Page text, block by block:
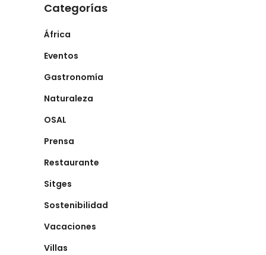
Categorías
África
Eventos
Gastronomía
Naturaleza
OSAL
Prensa
Restaurante
Sitges
Sostenibilidad
Vacaciones
Villas